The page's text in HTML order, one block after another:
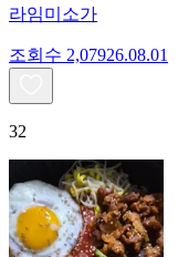
라임미소가
조회수 2,07926.08.01
32